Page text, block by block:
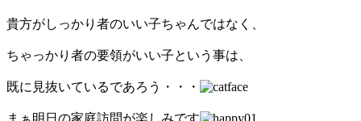
貴方がしっかり者のいい子ちゃんではなく、
ちゃっかり者の要領がいい子という事は、
既に見抜いているであろう・・・
まぁ明日の家庭訪問が楽しみです